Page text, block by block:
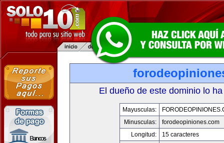
El dueño de este dominio lo
Mayusculas:
Minusculas:
forodeopiniones.com
Longitud:
15 caracteres